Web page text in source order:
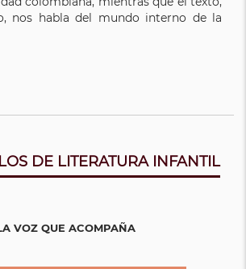
nos habla del mundo interno de la
DE LITERATURA INFANTIL
VOZ QUE ACOMPAÑA